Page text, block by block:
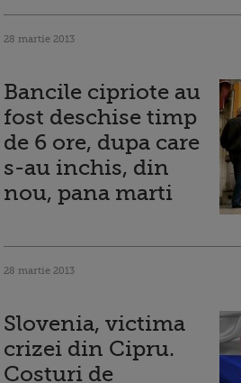
28 martie 2013
Bancile cipriote au
fost deschise timp
de 6 ore, dupa care
s-au inchis, din
nou, pana marti
28 martie 2013
Slovenia, victima
crizei din Cipru.
Costuri de